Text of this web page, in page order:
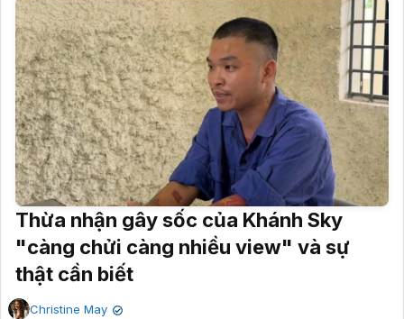
Thừa nhận gây sốc của Khánh Sky
"càng chửi càng nhiều view" và sự
thật cần biết
Christine May ✔